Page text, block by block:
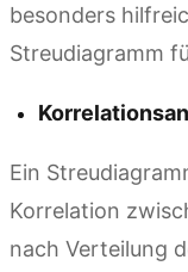
besonders
Streudiagramm
Ein
Korrelation
nach Verteilung